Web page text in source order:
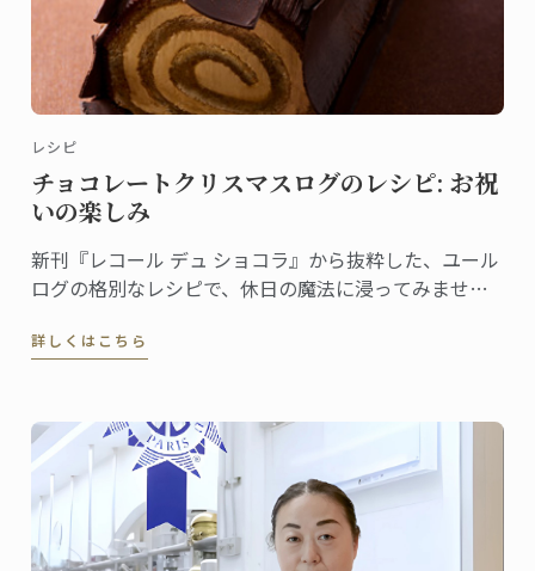
レシピ
チョコレートクリスマスログのレシピ: お祝
いの楽しみ
新刊『レコール デュ ショコラ』から抜粋した、ユール
ログの格別なレシピで、休日の魔法に浸ってみません
ゲストを喜ばせ、クリスマスのテーブルを盛り上げる
詳しくはこちら